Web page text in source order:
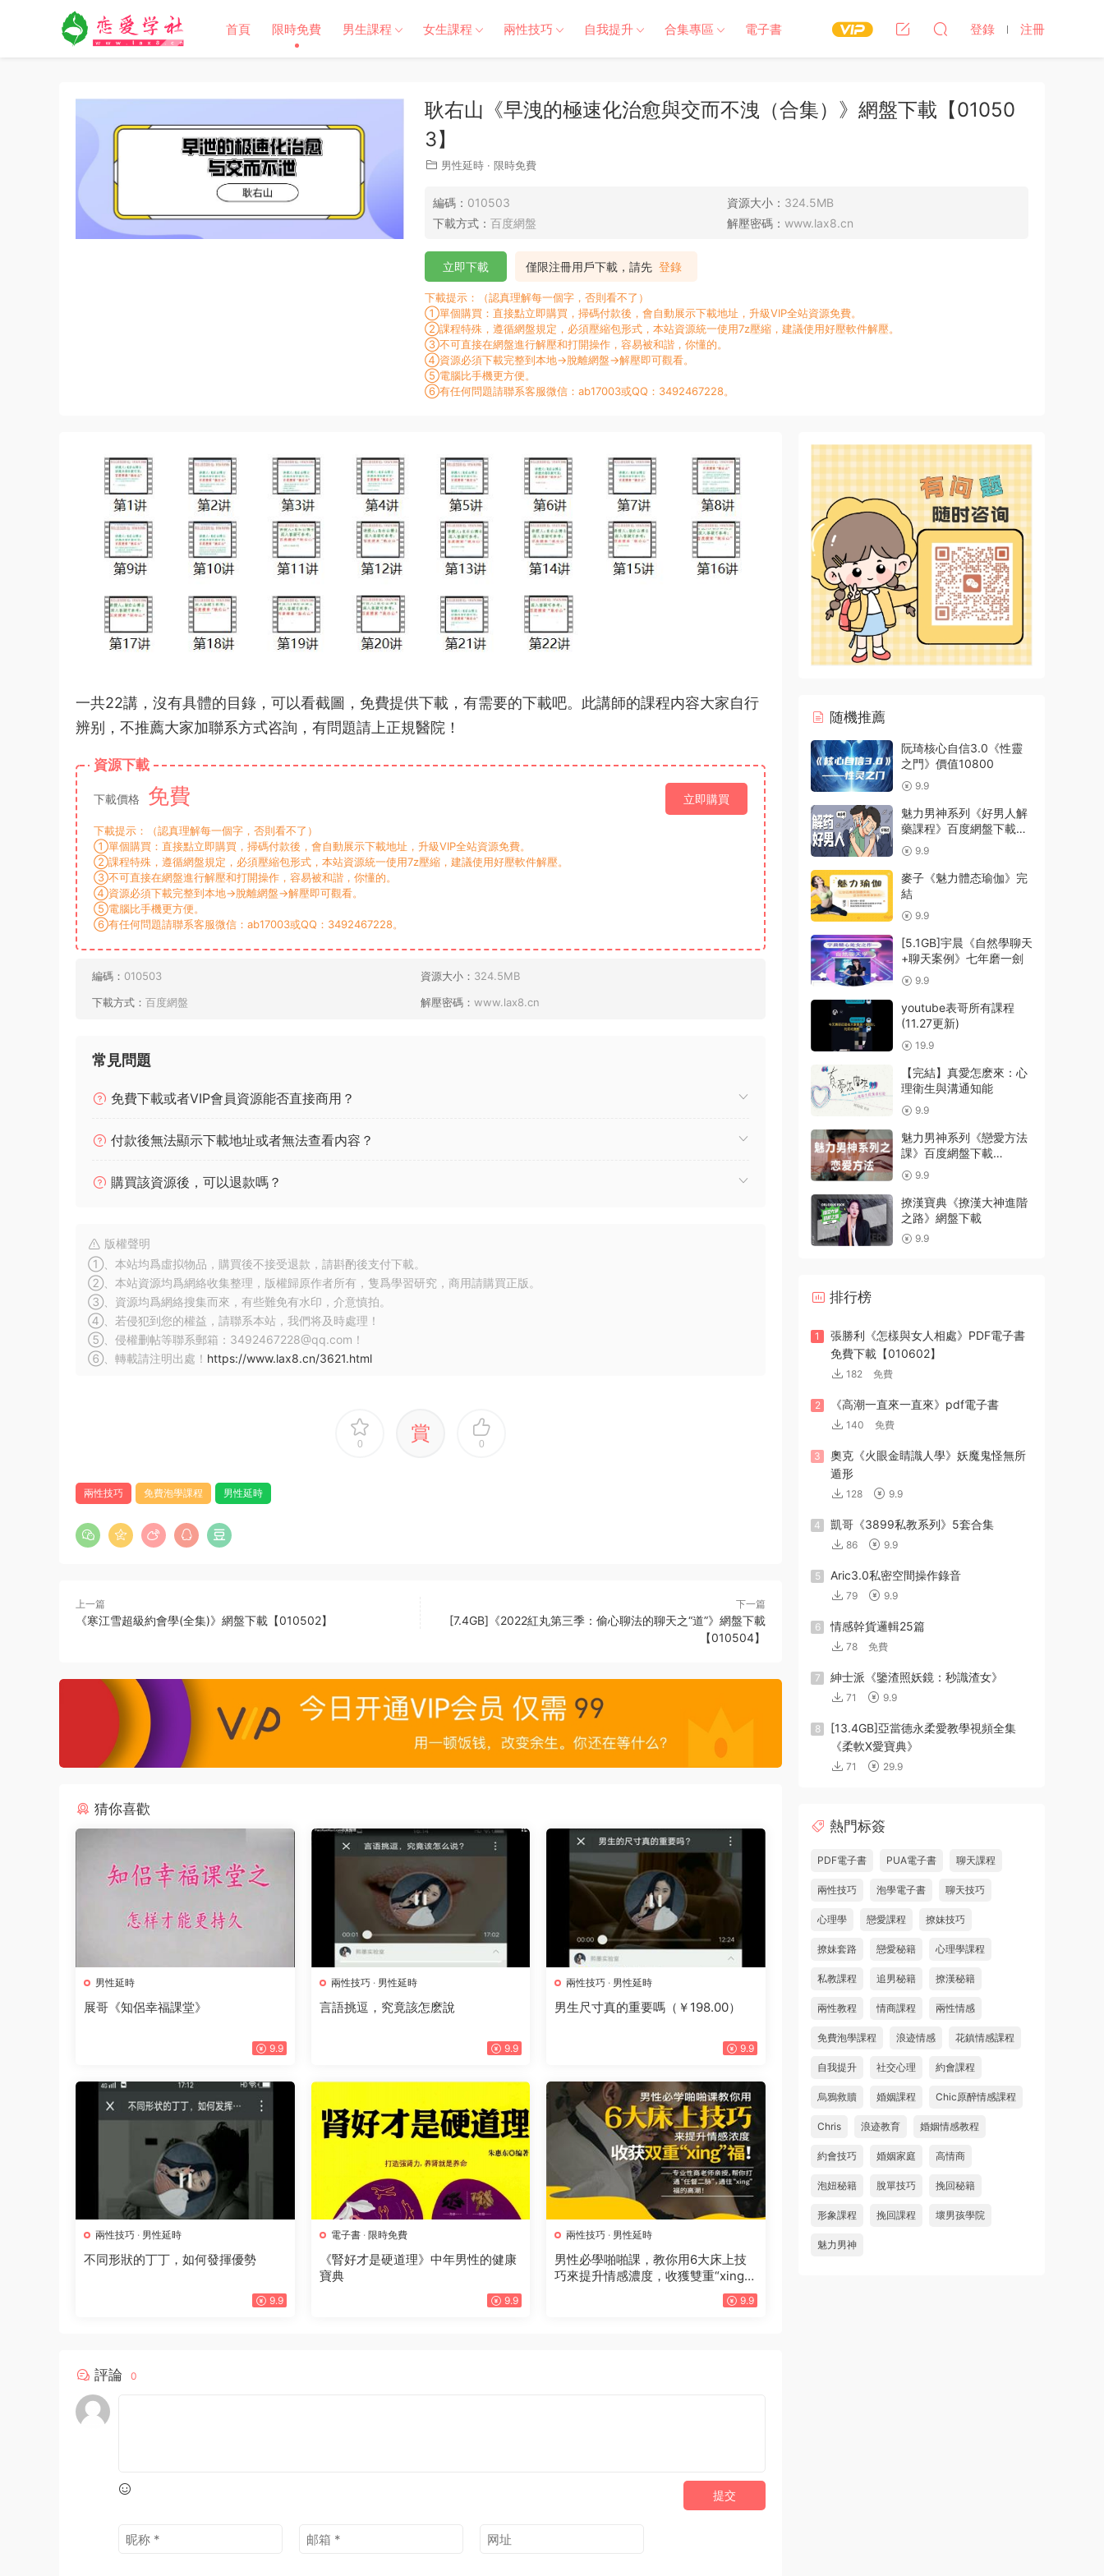
首頁 限時免費 男生課程 女生課程 兩性技巧 自我提升 合集專區 電子書 登錄 注冊
耿右山《早洩的極速化治愈與交而不洩（合集）》網盤下載【01050
3】
男性延時 · 限時免費
編碼： 010503 資源大小： 324.5MB
下載方式： 百度網盤 解壓密碼： www.lax8.cn
僅限注冊用戶下載，請先 登錄
立即下載
下載提示：（認真理解每一個字，否則看不了）
①單個購買：直接點立即購買，掃碼付款後，會自動展示下載地址，升級VIP全站資源免費。
②課程特殊，遵循網盤規定，必須壓縮包形式，本站資源統一使用7z壓縮，建議使用好壓軟件解壓。
③不可直接在網盤進行解壓和打開操作，容易被和諧，你懂的。
④資源必須下載完整到本地→脫離網盤→解壓即可觀看。
⑤電腦比手機更方便。
⑥有任何問題請聯系客服微信：ab17003或QQ：3492467228。
一共22講，沒有具體的目錄，可以看截圖，免費提供下載，有需要的下載吧。此講師的課程内容大家自行
辨别，不推薦大家加聯系方式咨詢，有問題請上正規醫院！
資源下載
下載價格 免費 立即購買
下載提示：（認真理解每一個字，否則看不了）
①單個購買：直接點立即購買，掃碼付款後，會自動展示下載地址，升級VIP全站資源免費。
②課程特殊，遵循網盤規定，必須壓縮包形式，本站資源統一使用7z壓縮，建議使用好壓軟件解壓。
③不可直接在網盤進行解壓和打開操作，容易被和諧，你懂的。
④資源必須下載完整到本地→脫離網盤→解壓即可觀看。
⑤電腦比手機更方便。
⑥有任何問題請聯系客服微信：ab17003或QQ：3492467228。
編碼： 010503 資源大小： 324.5MB
下載方式： 百度網盤 解壓密碼： www.lax8.cn
常見問題
免費下載或者VIP會員資源能否直接商用？
付款後無法顯示下載地址或者無法查看内容？
購買該資源後，可以退款嗎？
版權聲明
①、本站均爲虛拟物品，購買後不接受退款，請斟酌後支付下載。
②、本站資源均爲網絡收集整理，版權歸原作者所有，隻爲學習研究，商用請購買正版。
③、資源均爲網絡搜集而來，有些難免有水印，介意慎拍。
④、若侵犯到您的權益，請聯系本站，我們将及時處理！
⑤、侵權删帖等聯系郵箱：3492467228@qq.com！
⑥、轉載請注明出處！ https://www.lax8.cn/3621.html
0 賞 0
兩性技巧 免費泡學課程 男性延時
上一篇
《寒江雪超級約會學(全集)》網盤下載【010502】
下一篇
[7.4GB]《2022紅丸第三季：偷心聊法的聊天之“道”》網盤下載
【010504】
猜你喜歡
男性延時
展哥《知侶幸福課堂》
9.9
兩性技巧· 男性延時
言語挑逗，究竟該怎麽說
9.9
兩性技巧 · 男性延時
男生尺寸真的重要嗎（￥198.00）
9.9
兩性技巧 · 男性延時
不同形狀的丁丁，如何發揮優勢
9.9
電子書· 限時免費
《腎好才是硬道理》中年男性的健康
寶典
9.9
兩性技巧 · 男性延時
男性必學啪啪課，教你用6大床上技
巧來提升情感濃度，收獲雙重“xing”
9.9
評論 0
提交
随機推薦
阮琦核心自信3.0《性靈
之門》價值10800
9.9
魅力男神系列《好男人解
藥課程》百度網盤下載
【081410】
9.9
麥子《魅力體态瑜伽》完
結
9.9
[5.1GB]宇晨《自然學聊天
+聊天案例》七年磨一劍
9.9
youtube表哥所有課程
(11.27更新)
19.9
【完結】真愛怎麽來：心
理衛生與溝通知能
9.9
魅力男神系列《戀愛方法
課》百度網盤下載
【081408】
9.9
撩漢寶典《撩漢大神進階
之路》網盤下載
9.9
排行榜
1
張勝利《怎樣與女人相處》PDF電子書
免費下載【010602】
182 免費
2 《高潮一直來一直來》pdf電子書
140 免費
3
奧克《火眼金睛識人學》妖魔鬼怪無所
遁形
128 9.9
4 凱哥《3899私教系列》5套合集
86 9.9
5 Aric3.0私密空間操作錄音
79 9.9
6 情感幹貨邏輯25篇
78 免費
7 紳士派《鑒渣照妖鏡：秒識渣女》
71 9.9
8
[13.4GB]亞當德永柔愛教學視頻全集
《柔軟X愛寶典》
71 29.9
熱門标簽
PDF電子書 PUA電子書 聊天課程
兩性技巧 泡學電子書 聊天技巧
心理學 戀愛課程 撩妹技巧
撩妹套路 戀愛秘籍 心理學課程
私教課程 追男秘籍 撩漢秘籍
兩性教程 情商課程 兩性情感
免費泡學課程 浪迹情感 花鎮情感課程
自我提升 社交心理 約會課程
烏鴉救贖 婚姻課程 Chic原醉情感課程
Chris 浪迹教育 婚姻情感教程
約會技巧 婚姻家庭 高情商
泡妞秘籍 脫單技巧 挽回秘籍
形象課程 挽回課程 壞男孩學院
魅力男神